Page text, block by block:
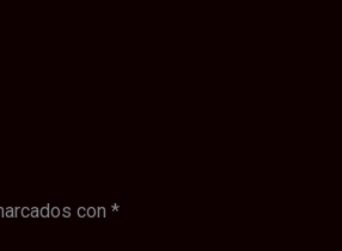
con *